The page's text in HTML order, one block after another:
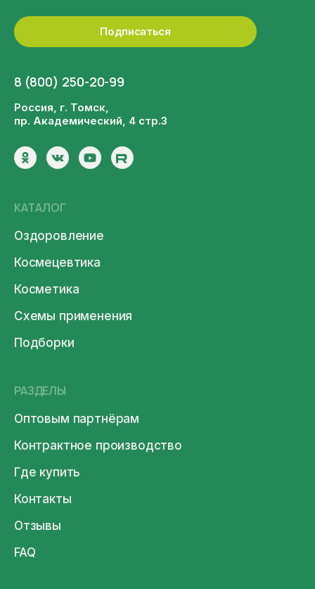
8 (800) 250-20-99
Россия, г. Томск,
пр. Академический, 4 стр.3
РАЗДЕЛЫ
Оптовым партнёрам
Контрактное производство
Где купить
Контакты
Отзывы
FAQ
КАТАЛОГ
Оздоровление
Космецевтика
Косметика
Схемы применения
Подборки
Подписаться